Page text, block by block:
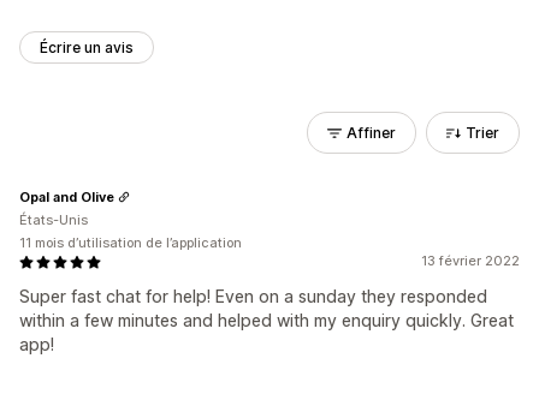
Écrire un avis
Affiner Trier
13 février 2022
Super fast chat for help! Even on a sunday they responded
within a few minutes and helped with my enquiry quickly. Great
app!
Opal and Olive
États-Unis
11 mois d’utilisation de l’application